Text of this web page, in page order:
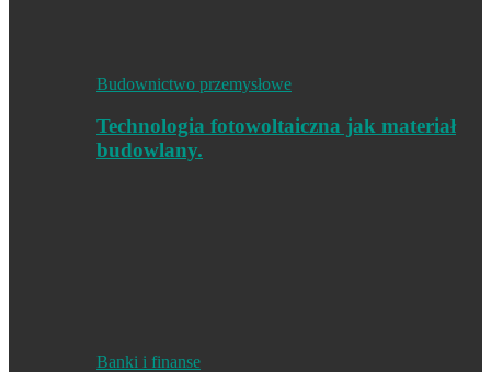
Budownictwo przemysłowe
Technologia fotowoltaiczna jak materiał
budowlany.
Banki i finanse